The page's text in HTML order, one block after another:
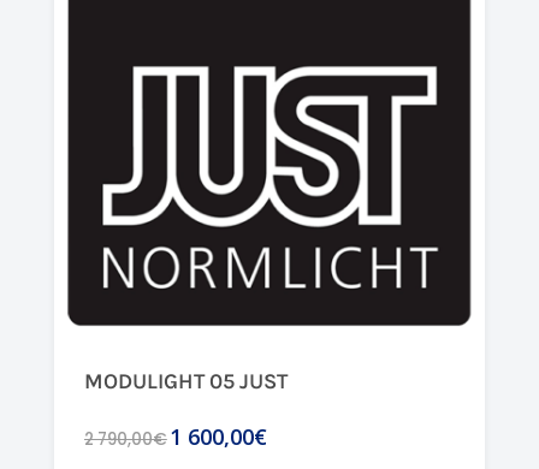
MODULIGHT 05 JUST
2 790,00€1 600,00€